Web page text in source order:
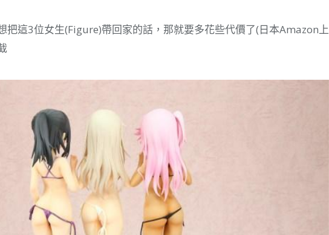
把這3位女生(Figure)帶回家的話，那就要多花些代價了(日本Amazon上